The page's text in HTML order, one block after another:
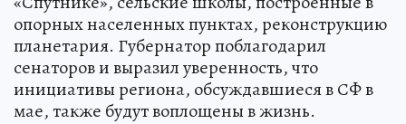
опорных населенных пунктах, реконструкцию
планетария. Губернатор поблагодарил
сенаторов и выразил уверенность, что
инициативы региона, обсуждавшиеся в СФ в
мае, также будут воплощены в жизнь.